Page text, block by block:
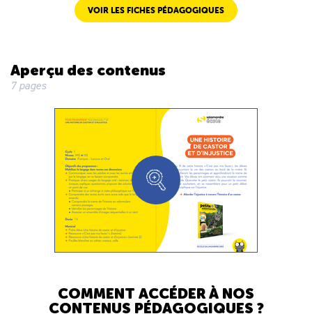
VOIR LES FICHES PÉDAGOGIQUES
Aperçu des contenus
7 pages
COMMENT ACCÉDER À NOS
CONTENUS PÉDAGOGIQUES ?